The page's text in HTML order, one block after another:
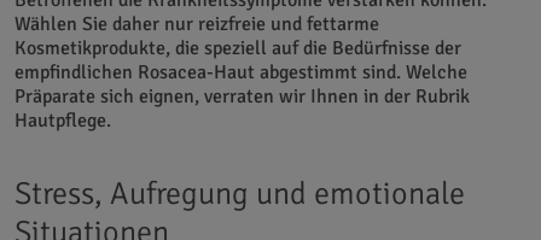
Wählen Sie daher nur reizfreie und fettarme
Kosmetikprodukte, die speziell auf die Bedürfnisse der
empfindlichen Rosacea-Haut abgestimmt sind. Welche
Präparate sich eignen, verraten wir Ihnen in der Rubrik
Hautpflege.
Stress, Aufregung und emotionale